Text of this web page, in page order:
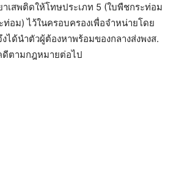
เสพติดให้โทษประเภท 5 (ใบพืชกระท่อม
อม) ไว้ในครอบครองเพื่อจำหน่ายโดย
ได้นำตัวผู้ต้องหาพร้อมของกลางส่งพงส.
ดีตามกฎหมายต่อไป